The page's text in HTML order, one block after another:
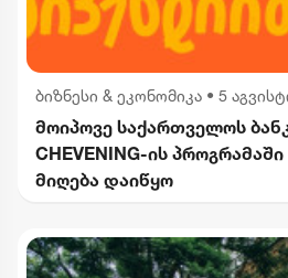
ბიზნესი & ეკონომიკა • 5
მოიპოვე საქართველოს
CHEVENING-ის
მიღება დაიწყო